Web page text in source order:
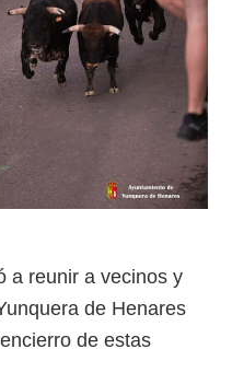
a reunir a vecinos y
de Henares
de estas